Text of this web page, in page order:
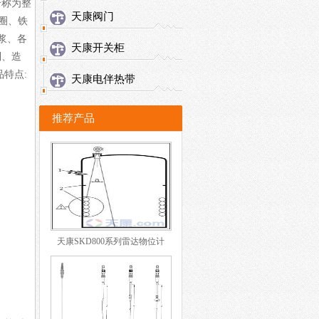
为整
、铁
、各
造
特点:
天康阀门
天康开关柜
天康电伴热带
推荐产品
天康SKD800系列雷达物位计